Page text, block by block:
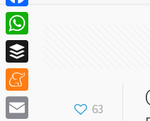
63
Facebook
WhatsApp
Buffer
Meneame